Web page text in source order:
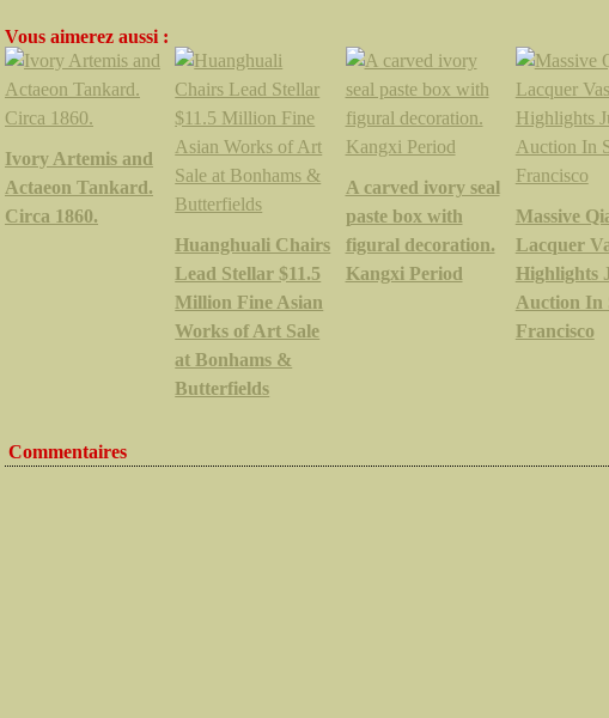
Vous aimerez aussi :
Ivory Artemis and
Actaeon Tankard.
Circa 1860.
Huanghuali Chairs
Lead Stellar $11.5
Million Fine Asian
Works of Art Sale
at Bonhams &
Butterfields
A carved ivory seal
paste box with
figural decoration.
Kangxi Period
Massive
Lacquer
Highlights
Auction In
Francisco
Commentaires